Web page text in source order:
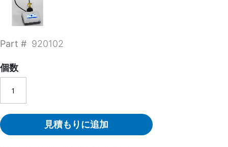
Part # 920102
個数
見積もりに追加